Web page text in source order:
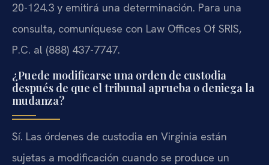
20-124.3 y emitirá una determinación. Para una
consulta, comuníquese con Law Offices Of SRIS,
P.C. al (888) 437-7747.
¿Puede modificarse una orden de custodia
después de que el tribunal aprueba o deniega la
mudanza?
Sí. Las órdenes de custodia en Virginia están
sujetas a modificación cuando se produce un